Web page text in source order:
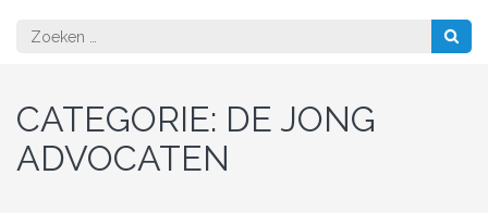
Zoeken
naar:
CATEGORIE: DE JONG
ADVOCATEN